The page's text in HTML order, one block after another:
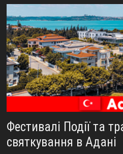
Фестивалі Події та
святкування в Адані